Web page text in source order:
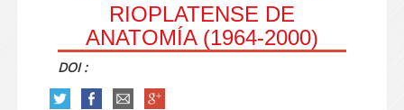
RIOPLATENSE DE
ANATOMÍA (1964-2000)
DOI :